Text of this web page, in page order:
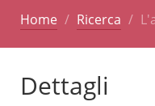
Home Ricerca
Dettagli